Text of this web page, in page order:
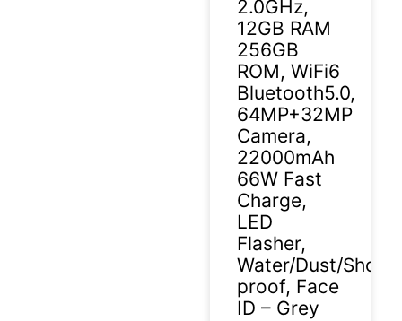
2.0GHz,
12GB RAM
256GB
ROM, WiFi6
Bluetooth5.0,
64MP+32MP
Camera,
22000mAh
66W Fast
Charge,
LED
Flasher,
Water/Dust/
proof, Face
ID – Grey